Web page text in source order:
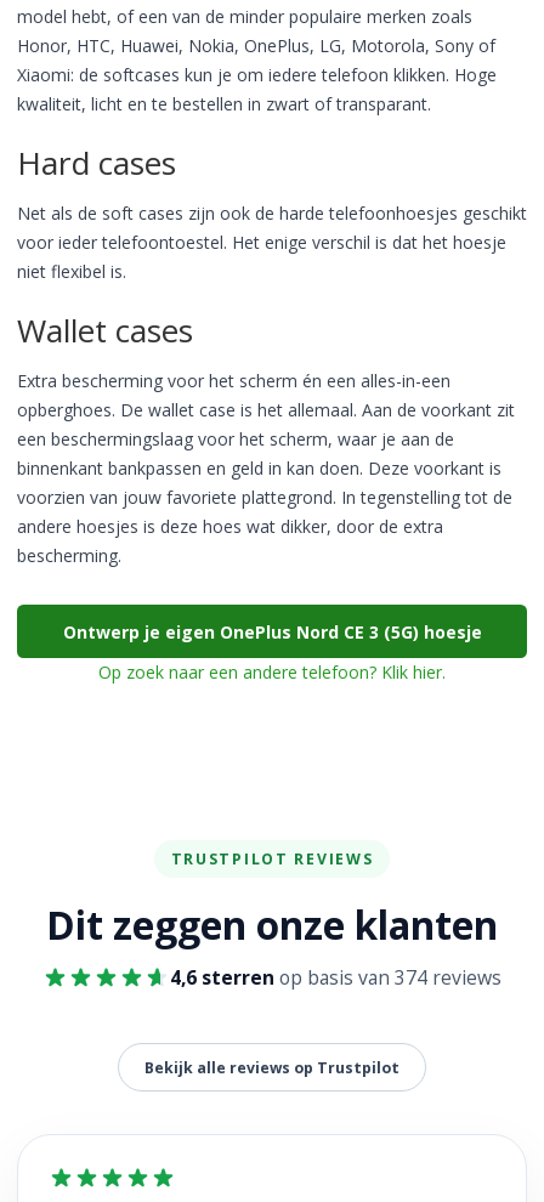
model hebt, of een van de minder populaire merken zoals
Honor, HTC, Huawei, Nokia, OnePlus, LG, Motorola, Sony of
Xiaomi: de softcases kun je om iedere telefoon klikken. Hoge
kwaliteit, licht en te bestellen in zwart of transparant.
Hard cases
Net als de soft cases zijn ook de harde telefoonhoesjes geschikt
voor ieder telefoontoestel. Het enige verschil is dat het hoesje
niet flexibel is.
Wallet cases
Extra bescherming voor het scherm én een alles-in-een
opberghoes. De wallet case is het allemaal. Aan de voorkant zit
een beschermingslaag voor het scherm, waar je aan de
binnenkant bankpassen en geld in kan doen. Deze voorkant is
voorzien van jouw favoriete plattegrond. In tegenstelling tot de
andere hoesjes is deze hoes wat dikker, door de extra
bescherming.
Ontwerp je eigen OnePlus Nord CE 3 (5G) hoesje
Op zoek naar een andere telefoon? Klik hier.
TRUSTPILOT REVIEWS
Dit zeggen onze klanten
4,6 sterren op basis van 374 reviews
Bekijk alle reviews op Trustpilot